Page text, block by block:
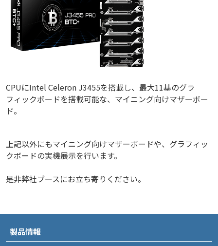
CPUにIntel Celeron J3455を搭載し、最大11基のグラ
フィックボードを搭載可能な、マイニング向けマザーボー
ド。
上記以外にもマイニング向けマザーボードや、グラフィッ
クボードの実機展示を行います。
是非弊社ブースにお立ち寄りください。
製品情報